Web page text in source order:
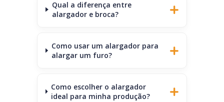
Qual a diferença entre
alargador e broca?
Como usar um alargador para
alargar um furo?
Como escolher o alargador
ideal para minha produção?